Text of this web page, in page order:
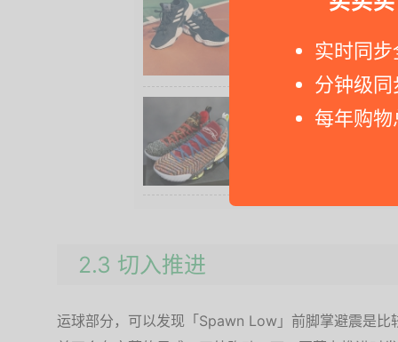
实时同
分钟级
每年购
鞋款，售价仅为600多元，相
Nike 耐克 LEBRON 16 詹
体验会实战分享
2.3 切入推进
运球部分，可以发现「Spawn Low」前脚掌避震是比